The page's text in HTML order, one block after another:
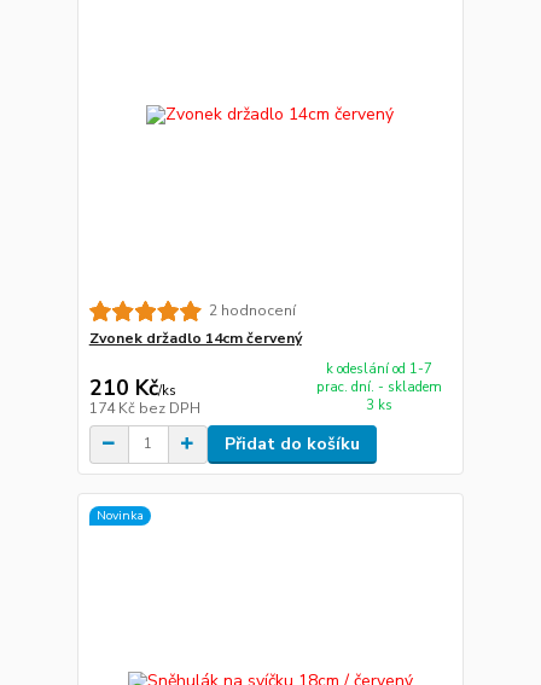
2 hodnocení
Zvonek držadlo 14cm červený
210 Kč/ks
174 Kč bez DPH
k odeslání od 1-7
prac. dní. - skladem
3 ks
Přidat do košíku
Novinka